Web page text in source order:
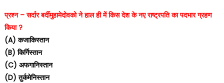
प्रश्न – सर्दार बर्दीमुहामेदोवको ने हाल ही में किस देश के नए राष्ट्रपति का पदभार ग्रहण
किया ?
(A) कजाकिस्तान
(B) किर्गिस्तान
(C) अफगानिस्तान
(D) तुर्कमेनिस्तान